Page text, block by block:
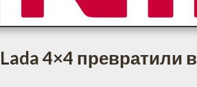
Lada 4×4 превратили